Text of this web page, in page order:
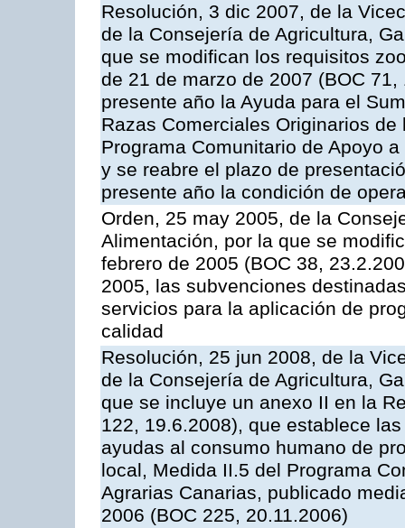
Resolución, 3 dic 2007, de la
de la Consejería de Agricultura,
que se modifican los requisitos
de 21 de marzo de 2007 (BOC
presente año la Ayuda para el
Razas Comerciales Originarios
Programa Comunitario de Apoyo
y se reabre el plazo de
presente año la condición de
Orden, 25 may 2005, de la
Alimentación, por la que se
febrero de 2005 (BOC 38,
2005, las subvenciones
servicios para la aplicación de
calidad
Resolución, 25 jun 2008, de la
de la Consejería de Agricultura,
que se incluye un anexo II en la
122, 19.6.2008), que establece
ayudas al consumo humano de
local, Medida II.5 del Programa
Agrarias Canarias, publicado
2006 (BOC 225, 20.11.2006)